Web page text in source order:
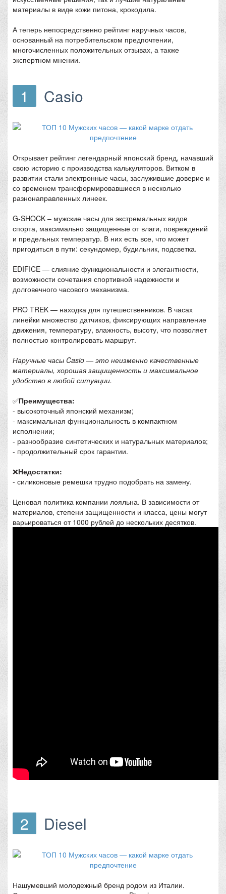
материалы в виде кожи питона, крокодила.
А теперь непосредственно рейтинг наручных часов,
основанный на потребительском предпочтении,
многочисленных положительных отзывах, а также
экспертном мнении.
1 Casio
Открывает рейтинг легендарный японский бренд, начавший
свою историю с производства калькуляторов. Витком в
развитии стали электронные часы, заслужившие доверие и
со временем трансформировавшиеся в несколько
разнонаправленных линеек.
G-SHOCK – мужские часы для экстремальных видов
спорта, максимально защищенные от влаги, повреждений
и предельных температур. В них есть все, что может
пригодиться в пути: секундомер, будильник, подсветка.
EDIFICE — слияние функциональности и элегантности,
возможности сочетания спортивной надежности и
долговечного часового механизма.
PRO TREK — находка для путешественников. В часах
линейки множество датчиков, фиксирующих направление
движения, температуру, влажность, высоту, что позволяет
полностью контролировать маршрут.
Наручные часы Casio — это неизменно качественные
материалы, хорошая защищенность и максимальное
удобство в любой ситуации.
✅Преимущества:
- высокоточный японский механизм;
- максимальная функциональность в компактном
исполнении;
- разнообразие синтетических и натуральных материалов;
- продолжительный срок гарантии.
❌Недостатки:
- силиконовые ремешки трудно подобрать на замену.
Ценовая политика компании лояльна. В зависимости от
материалов, степени защищенности и класса, цены могут
варьироваться от 1000 рублей до нескольких десятков.
2 Diesel
Нашумевший молодежный бренд родом из Италии.